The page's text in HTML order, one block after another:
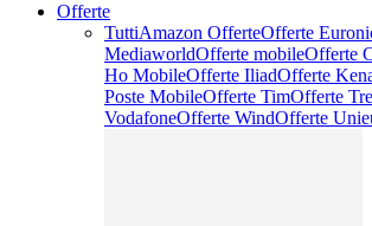
Offerte
TuttiAmazon OfferteOfferte
MediaworldOfferte mobileOfferte
Ho MobileOfferte IliadOfferte
Poste MobileOfferte TimOfferte Tre
VodafoneOfferte WindOfferte